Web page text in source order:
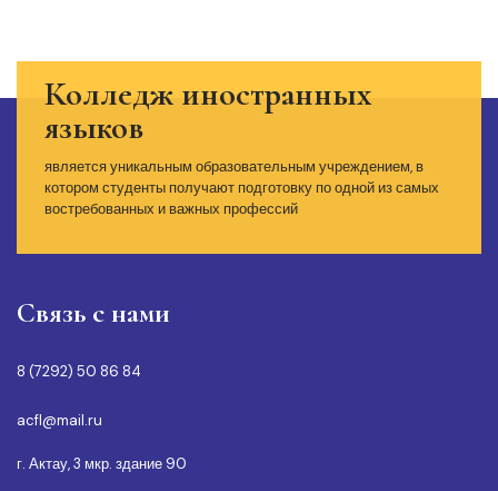
Колледж иностранных
языков
является уникальным образовательным учреждением, в
котором студенты получают подготовку по одной из самых
востребованных и важных профессий
Связь с нами
8 (7292) 50 86 84
acfl@mail.ru
г. Актау, 3 мкр. здание 90